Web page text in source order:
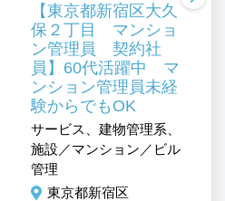
【東京都新宿区大久
保２丁目 マンショ
ン管理員 契約社
員】60代活躍中 マ
ンション管理員未経
験からでもOK
サービス、建物管理系、
施設／マンション／ビル
管理
東京都新宿区